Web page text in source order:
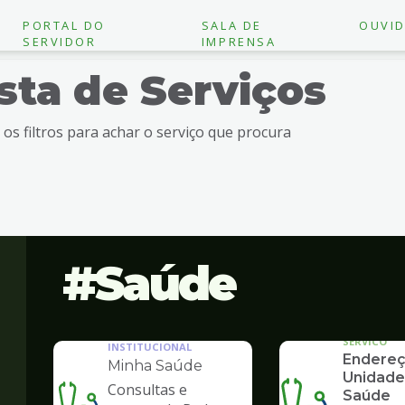
PORTAL DO
SERVIDOR
SALA DE
IMPRENSA
de Serviços
os filtros para achar o serviço que procura
Saúde
INSTITUCIONAL
Minha Saúde
Consultas e
SERVICO
Saúde